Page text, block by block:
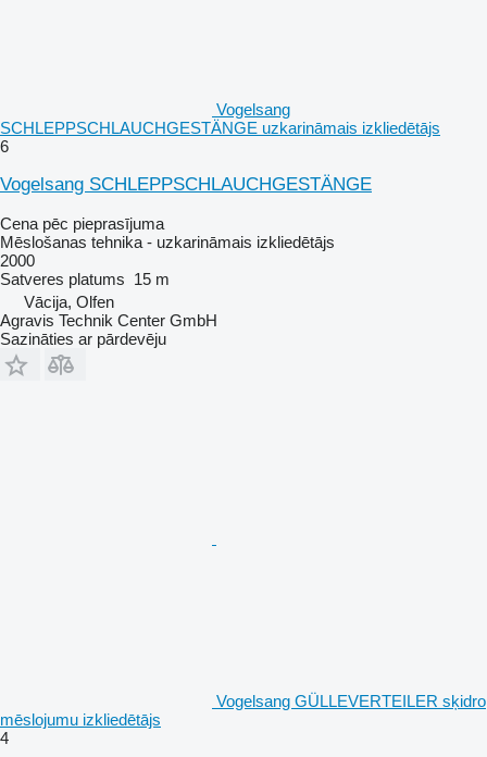
Vogelsang
SCHLEPPSCHLAUCHGESTÄNGE uzkarināmais izkliedētājs
6
Vogelsang SCHLEPPSCHLAUCHGESTÄNGE
Cena pēc pieprasījuma
Mēslošanas tehnika - uzkarināmais izkliedētājs
2000
Satveres platums 15 m
Vācija, Olfen
Agravis Technik Center GmbH
Sazināties ar pārdevēju
Vogelsang GÜLLEVERTEILER sķidro
mēslojumu izkliedētājs
4